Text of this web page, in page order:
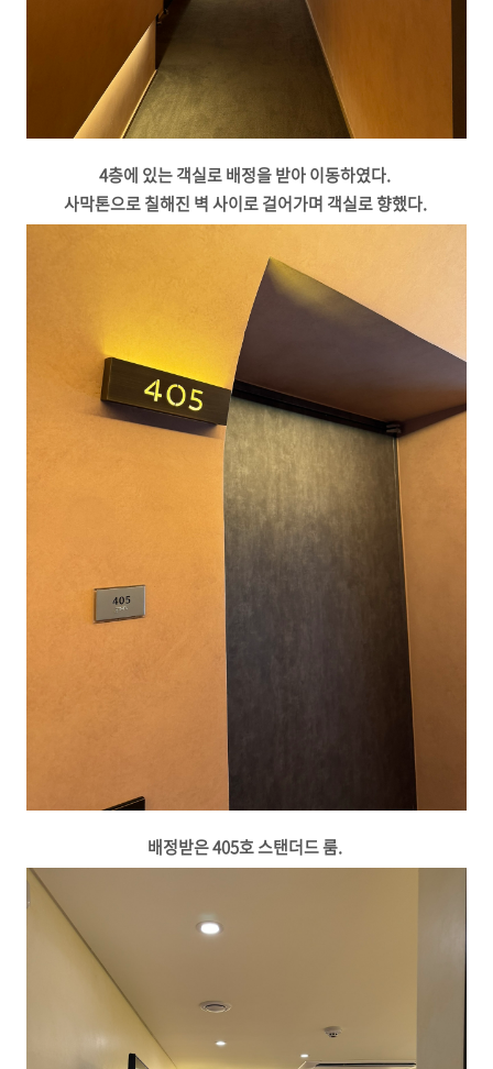
4층에 있는 객실로 배정을 받아 이동하였다.
사막톤으로 칠해진 벽 사이로 걸어가며 객실로 향했다.
배정받은 405호 스탠더드 룸.